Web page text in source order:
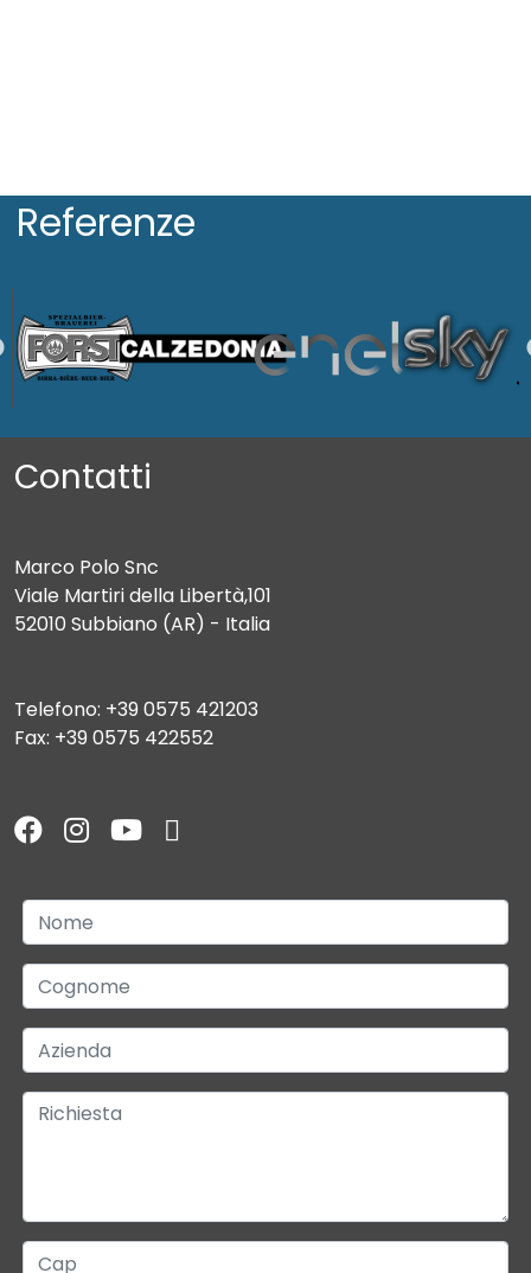
Referenze
Contatti
Marco Polo Snc
Viale Martiri della Libertà,101
52010 Subbiano (AR) - Italia
Telefono: +39 0575 421203
Fax: +39 0575 422552